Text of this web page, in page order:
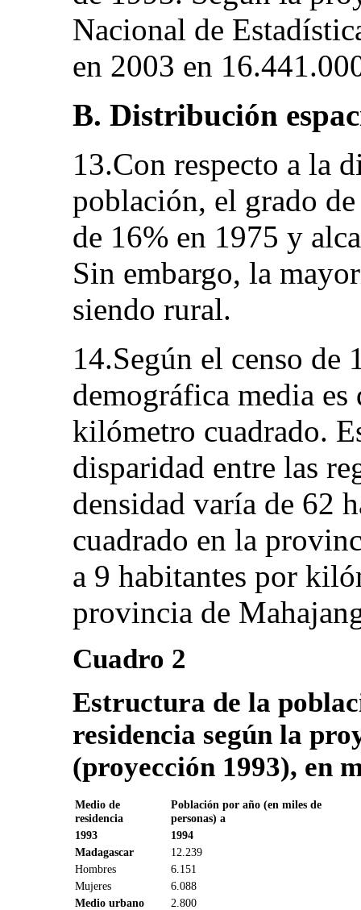
Nacional de
en 2003 en
B. Distribución
13.Con respecto a la
población, el grado
de 16% en 1975 y
Sin embargo, la
siendo rural.
14.Según el censo de
demográfica media
kilómetro cuadrado.
disparidad entre las
densidad varía de 62
cuadrado en la
a 9 habitantes por
provincia de
Cuadro 2
Estructura de la
residencia según la
(proyección 1993), en
Medio de
residencia
Población por año (en miles de
personas) a
1993
1994
Madagascar
12.239
Hombres
6.151
Mujeres
6.088
Medio urbano
2.800